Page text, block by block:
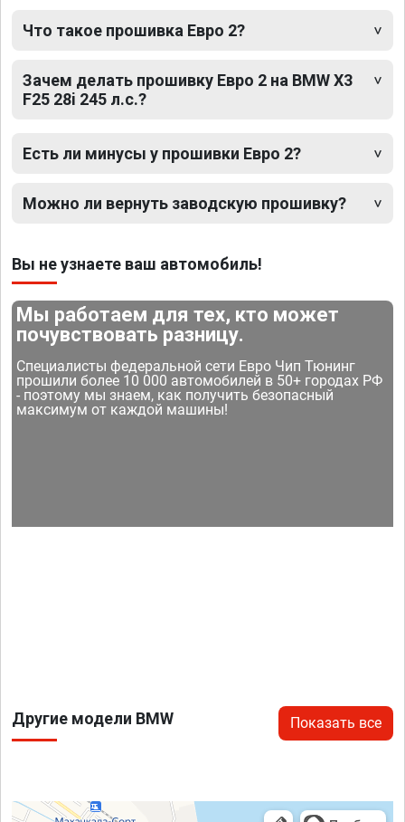
Что такое прошивка Евро 2?
Зачем делать прошивку Евро 2 на BMW X3
F25 28i 245 л.с.?
Есть ли минусы у прошивки Евро 2?
Можно ли вернуть заводскую прошивку?
Вы не узнаете ваш автомобиль!
Мы работаем для тех, кто может
почувствовать разницу.
Специалисты федеральной сети Евро Чип Тюнинг
прошили более 10 000 автомобилей в 50+ городах РФ
- поэтому мы знаем, как получить безопасный
максимум от каждой машины!
Другие модели BMW Показать все